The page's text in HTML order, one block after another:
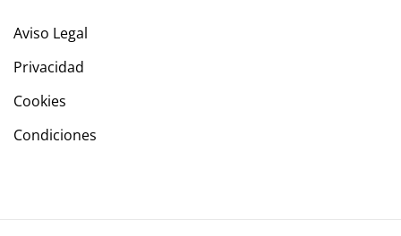
Aviso Legal
Privacidad
Cookies
Condiciones